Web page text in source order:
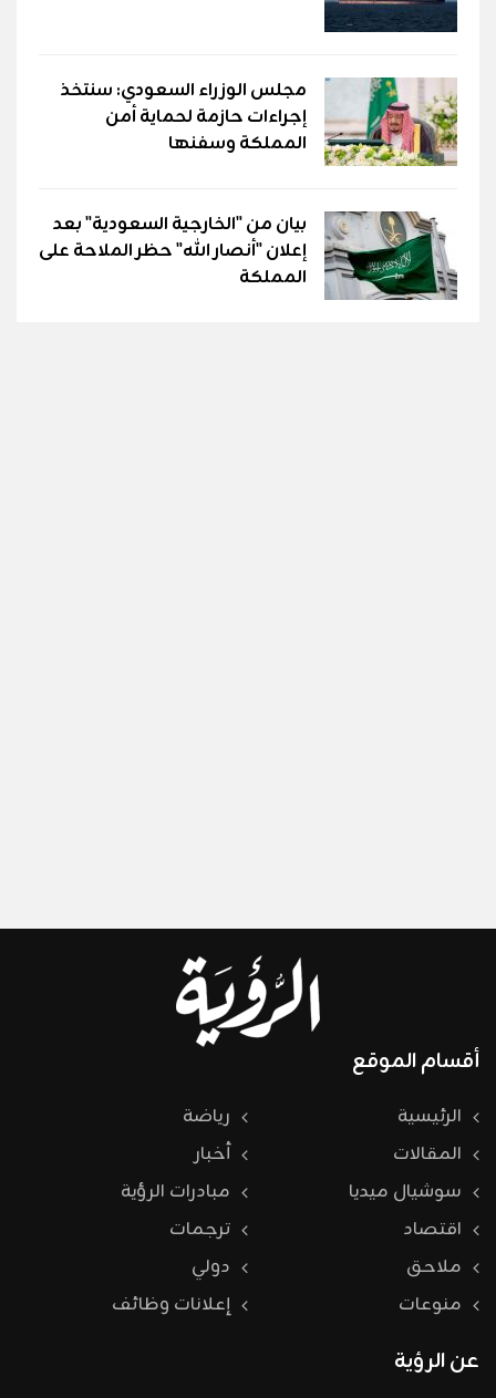
مجلس الوزراء السعودي: سنتخذ
إجراءات حازمة لحماية أمن
المملكة وسفنها
بيان من "الخارجية السعودية" بعد
إعلان "أنصار الله" حظر الملاحة على
المملكة
أقسام الموقع
الرئيسية
رياضة
المقالات
أخبار
سوشيال ميديا
مبادرات الرؤية
اقتصاد
ترجمات
ملاحق
دولي
منوعات
إعلانات وظائف
عن الرؤية